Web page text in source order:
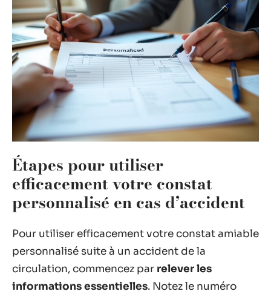
Étapes pour utiliser
efficacement votre constat
personnalisé en cas d’accident
Pour utiliser efficacement votre constat amiable
personnalisé suite à un accident de la
circulation, commencez par relever les
informations essentielles. Notez le numéro